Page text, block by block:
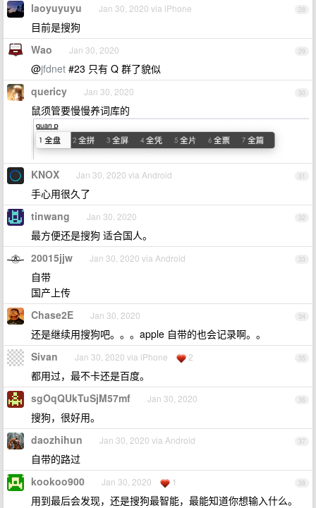
28
laoyuyuyu Jan 30, 2020 via iPhone
目前是搜狗
29
Wao Jan 30, 2020
@jfdnet #23 只有 Q 群了貌似
30
quericy Jan 30, 2020
鼠须管要慢慢养词库的
31
KNOX Jan 30, 2020 via Android
手心用很久了
32
tinwang Jan 30, 2020
最方便还是搜狗 适合国人。
33
20015jjw Jan 30, 2020 via Android
自带
国产上传
34
Chase2E Jan 30, 2020
还是继续用搜狗吧。。。apple 自带的也会记录啊。。
35
Sivan Jan 30, 2020 via iPhone 2
都用过，最不卡还是百度。
36
sgOqQUkTuSjM57mf Jan 30, 2020
搜狗，很好用。
37
daozhihun Jan 30, 2020 via Android
自带的路过
38
kookoo900 Jan 30, 2020 1
用到最后会发现，还是搜狗最智能，最能知道你想输入什么。